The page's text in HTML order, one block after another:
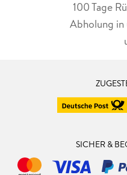
100 Tage
Abholung in
SICHER &